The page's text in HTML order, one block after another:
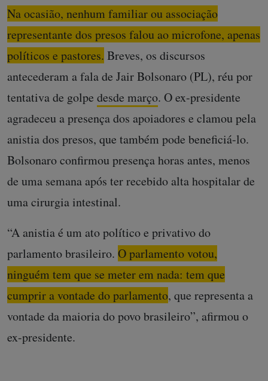
Na ocasião, nenhum familiar ou associação
representante dos presos falou ao microfone, apenas
políticos e pastores. Breves, os discursos
antecederam a fala de Jair Bolsonaro (PL), réu por
tentativa de golpe desde março. O ex-presidente
agradeceu a presença dos apoiadores e clamou pela
anistia dos presos, que também pode beneficiá-lo.
Bolsonaro confirmou presença horas antes, menos
de uma semana após ter recebido alta hospitalar de
uma cirurgia intestinal.
“A anistia é um ato político e privativo do
parlamento brasileiro. O parlamento votou,
ninguém tem que se meter em nada: tem que
cumprir a vontade do parlamento, que representa a
vontade da maioria do povo brasileiro”, afirmou o
ex-presidente.